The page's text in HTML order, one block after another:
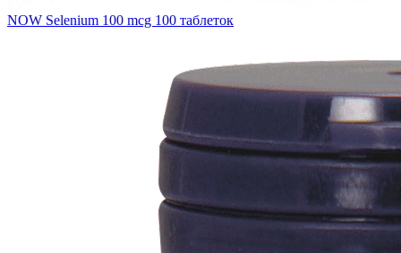
NOW Selenium 100 mcg 100 таблеток